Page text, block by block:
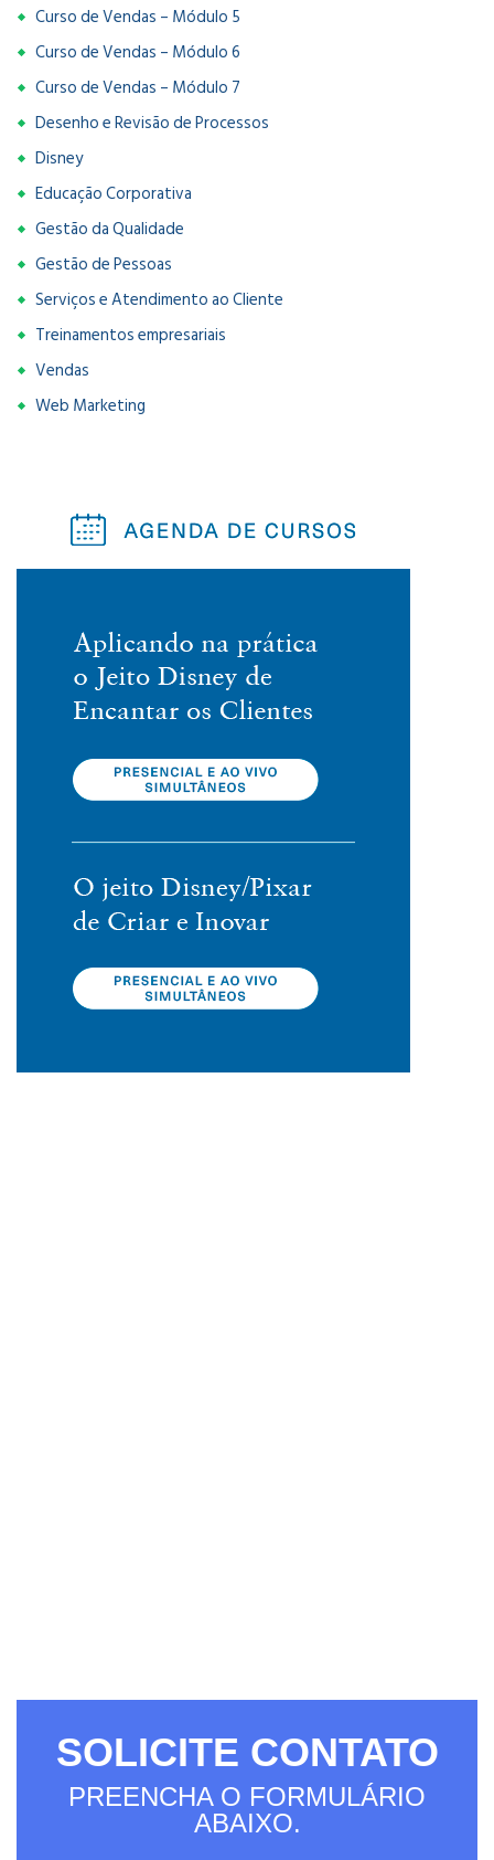
Curso de Vendas – Módulo 5
Curso de Vendas – Módulo 6
Curso de Vendas – Módulo 7
Desenho e Revisão de Processos
Disney
Educação Corporativa
Gestão da Qualidade
Gestão de Pessoas
Serviços e Atendimento ao Cliente
Treinamentos empresariais
Vendas
Web Marketing
SOLICITE CONTATO
PREENCHA O FORMULÁRIO
ABAIXO.